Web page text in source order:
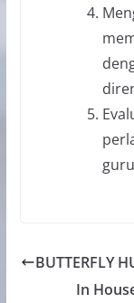
BUTTERFLY
In